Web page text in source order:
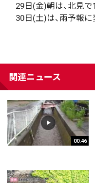
29日(金)朝は、北見で
30日(土)は、雨予報に
関連ニュース
00:46